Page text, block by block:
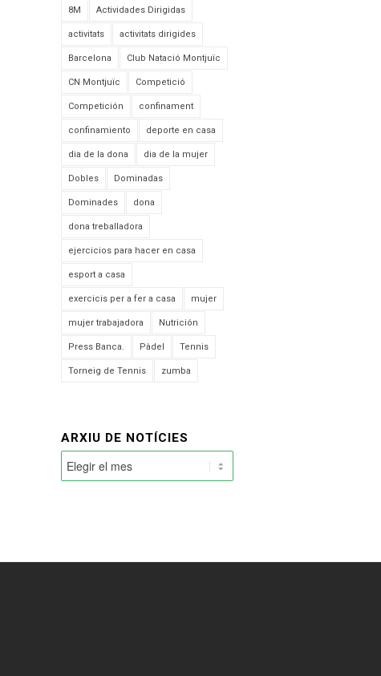
8M Actividades Dirigidas
activitats activitats dirigides
Barcelona Club Natació Montjuïc
CN Montjuïc Competició
Competición confinament
confinamiento deporte en casa
dia de la dona dia de la mujer
Dobles Dominadas
Dominades dona
dona treballadora
ejercicios para hacer en casa
esport a casa
exercicis per a fer a casa mujer
mujer trabajadora Nutrición
Press Banca. Pàdel Tennis
Torneig de Tennis zumba
ARXIU DE NOTÍCIES